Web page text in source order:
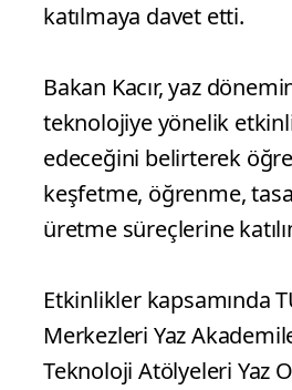
katılmaya davet etti.
Bakan Kacır, yaz
teknolojiye yönelik
edeceğini belirterek
keşfetme, öğrenme,
üretme süreçlerine
Etkinlikler kapsamında
Merkezleri Yaz
Teknoloji Atölyeleri Yaz